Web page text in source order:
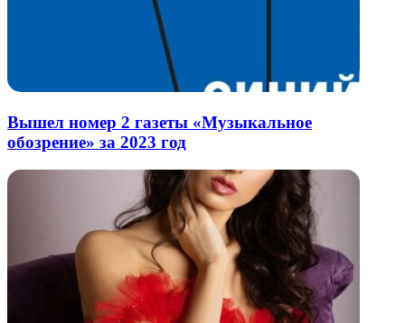
Вышел номер 2 газеты «Музыкальное
обозрение» за 2023 год